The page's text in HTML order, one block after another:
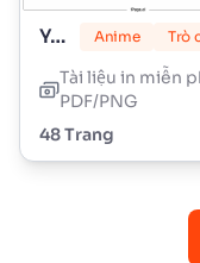
Yoshi Anime Trò
Tài liệu in miễn
PDF/PNG
48 Trang